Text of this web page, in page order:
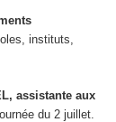
instituts,
assistante aux
du 2 juillet.